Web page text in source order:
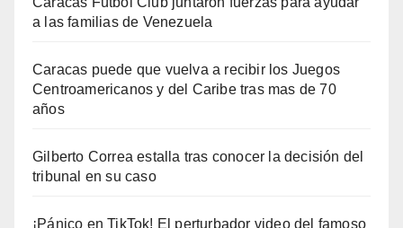
a las familias de Venezuela
Caracas puede que vuelva a recibir los Juegos
Centroamericanos y del Caribe tras mas de 70
años
Gilberto Correa estalla tras conocer la decisión del
tribunal en su caso
¡Pánico en TikTok! El perturbador video del famoso